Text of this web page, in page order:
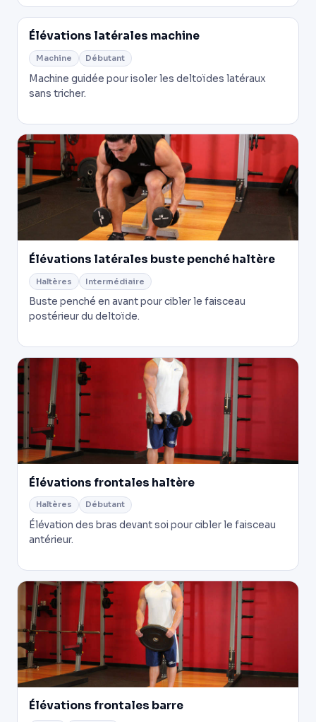
Élévations latérales machine
Machine Débutant
Machine guidée pour isoler les deltoïdes latéraux
sans tricher.
Élévations latérales buste penché haltère
Haltères Intermédiaire
Buste penché en avant pour cibler le faisceau
postérieur du deltoïde.
Élévations frontales haltère
Haltères Débutant
Élévation des bras devant soi pour cibler le faisceau
antérieur.
Élévations frontales barre